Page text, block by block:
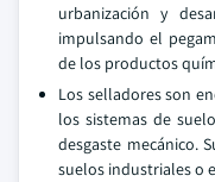
urbanización y
impulsando el
de los productos
Los selladores son
los sistemas de
desgaste mecánico.
suelos industriales o